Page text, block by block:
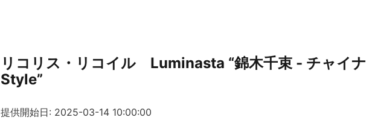
リコリス・リコイル Luminasta “錦木千束 - チャイナ
Style”
提供開始日: 2025-03-14 10:00:00